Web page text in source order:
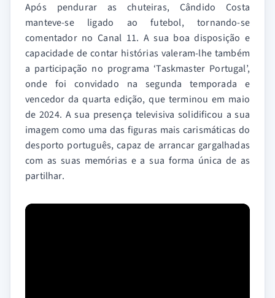
Após pendurar as chuteiras, Cândido Costa
manteve-se ligado ao futebol, tornando-se
comentador no Canal 11. A sua boa disposição e
capacidade de contar histórias valeram-lhe também
a participação no programa ‘Taskmaster Portugal’,
onde foi convidado na segunda temporada e
vencedor da quarta edição, que terminou em maio
de 2024. A sua presença televisiva solidificou a sua
imagem como uma das figuras mais carismáticas do
desporto português, capaz de arrancar gargalhadas
com as suas memórias e a sua forma única de as
partilhar.